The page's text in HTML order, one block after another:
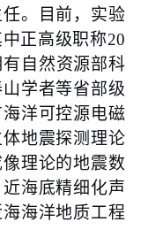
。目前，实验
正高级职称20
自然资源部科
学者等省部级
洋可控源电磁
地震探测理论
理论的地震数
海底精细化声
海洋地质工程